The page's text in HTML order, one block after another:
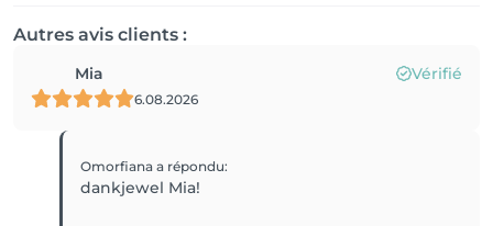
Autres avis clients :
Mia Vérifié
6.08.2026
Omorfianaa répondu:
dankjewel Mia!